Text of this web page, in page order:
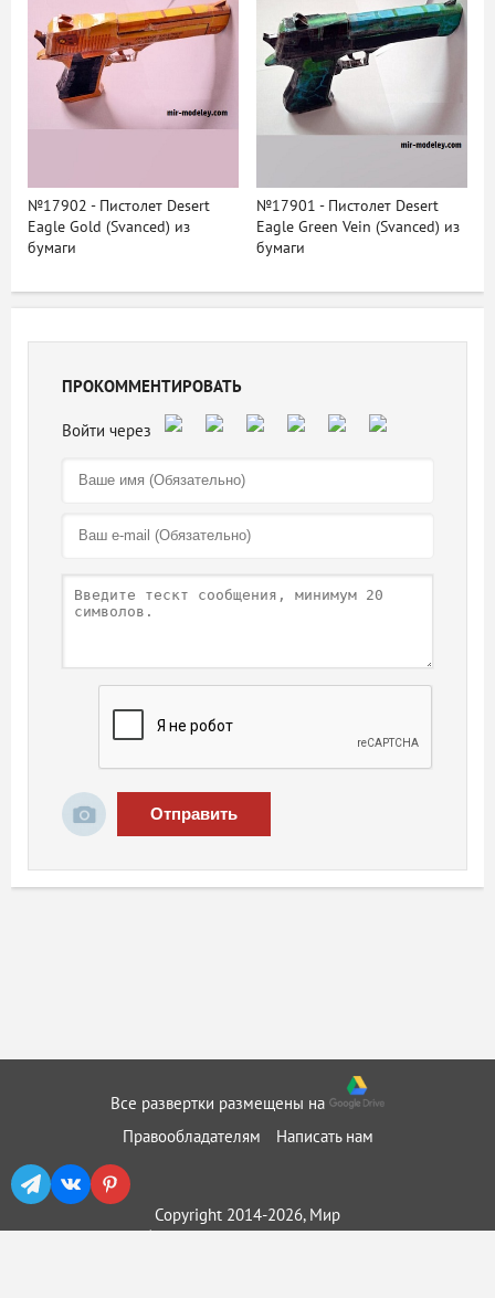
№17902 - Пистолет Desert
Eagle Gold (Svanced) из
бумаги
№17901 - Пистолет Desert
Eagle Green Vein (Svanced) из
бумаги
ПРОКОММЕНТИРОВАТЬ
Отправить
Все развертки размещены на
Правообладателям
Написать нам
Copyright 2014-2026, Мир
бумажного моделирования ::